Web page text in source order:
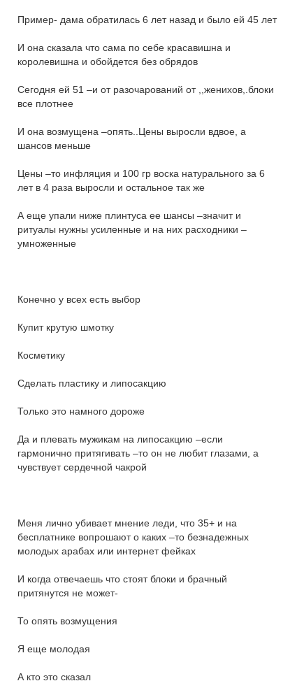
Пример- дама обратилась 6 лет назад и было ей 45 лет
И она сказала что сама по себе красавишна и
королевишна и обойдется без обрядов
Сегодня ей 51 –и от разочарований от ,,женихов,.блоки
все плотнее
И она возмущена –опять..Цены выросли вдвое, а
шансов меньше
Цены –то инфляция и 100 гр воска натурального за 6
лет в 4 раза выросли и остальное так же
А еще упали ниже плинтуса ее шансы –значит и
ритуалы нужны усиленные и на них расходники –
умноженные
Конечно у всех есть выбор
Купит крутую шмотку
Косметику
Сделать пластику и липосакцию
Только это намного дороже
Да и плевать мужикам на липосакцию –если
гармонично притягивать –то он не любит глазами, а
чувствует сердечной чакрой
Меня лично убивает мнение леди, что 35+ и на
бесплатнике вопрошают о каких –то безнадежных
молодых арабах или интернет фейках
И когда отвечаешь что стоят блоки и брачный
притянутся не может-
То опять возмущения
Я еще молодая
А кто это сказал